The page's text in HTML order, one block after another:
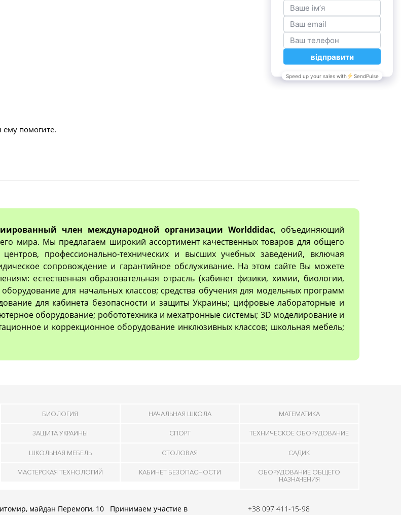
ему помогите.
член международной организации Worlddidac, объединяющий
мира. Мы предлагаем широкий ассортимент качественных товаров для общего
профессионально-технических и высших учебных заведений, включая
сопровождение и гарантийное обслуживание. На этом сайте Вы можете
естественная образовательная отрасль (кабинет физики, химии, биологии,
для начальных классов; средства обучения для модельных программ
для кабинета безопасности и защиты Украины; цифровые лабораторные и
оборудование; робототехника и мехатронные системы; 3D моделирование и
и коррекционное оборудование инклюзивных классов; школьная мебель;
БИОЛОГИЯ НАЧАЛЬНАЯ ШКОЛА МАТЕМАТИКА
ЗАЩИТА УКРАИНЫ СПОРТ ТЕХНИЧЕСКОЕ ОБОРУДОВАНИЕ
ШКОЛЬНАЯ МЕБЕЛЬ СТОЛОВАЯ САДИК
МАСТЕРСКАЯ ТЕХНОЛОГИЙ КАБИНЕТ БЕЗОПАСНОСТИ
ОБОРУДОВАНИЕ ОБЩЕГО
НАЗНАЧЕНИЯ
майдан Перемоги, 10
Принимаем участие в
+38 097 411-15-98